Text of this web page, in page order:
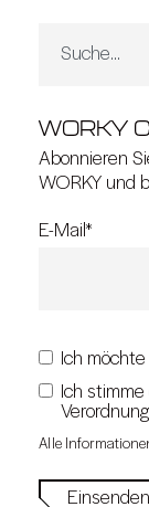
WORKY
Abonnieren
WORKY und
E-Mail *
Ich
Ich
Alle